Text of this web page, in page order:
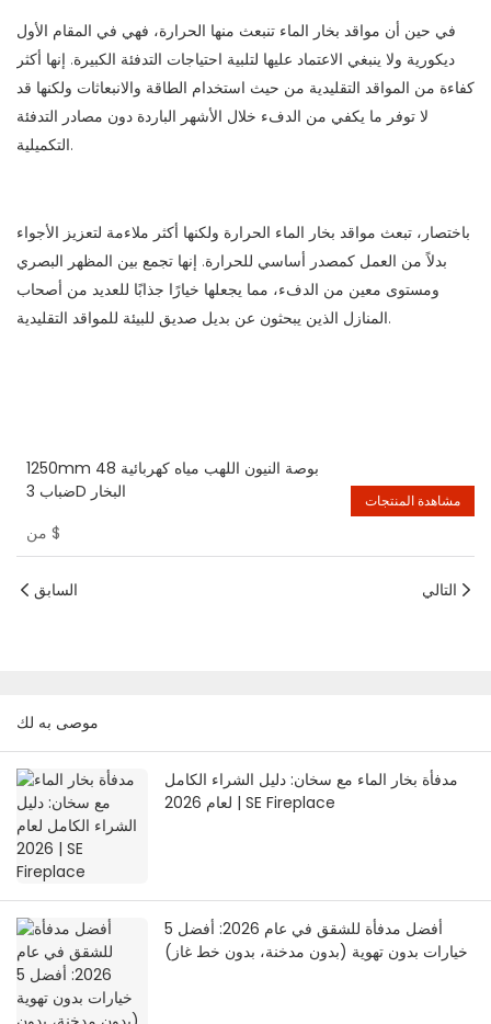
في حين أن مواقد بخار الماء تنبعث منها الحرارة، فهي في المقام الأول
ديكورية ولا ينبغي الاعتماد عليها لتلبية احتياجات التدفئة الكبيرة. إنها أكثر
كفاءة من المواقد التقليدية من حيث استخدام الطاقة والانبعاثات ولكنها قد
لا توفر ما يكفي من الدفء خلال الأشهر الباردة دون مصادر التدفئة
التكميلية.
باختصار، تبعث مواقد بخار الماء الحرارة ولكنها أكثر ملاءمة لتعزيز الأجواء
بدلاً من العمل كمصدر أساسي للحرارة. إنها تجمع بين المظهر البصري
ومستوى معين من الدفء، مما يجعلها خيارًا جذابًا للعديد من أصحاب
المنازل الذين يبحثون عن بديل صديق للبيئة للمواقد التقليدية.
1250mm 48 بوصة النيون اللهب مياه كهربائية
ضباب 3D البخار
$
مشاهدة المنتجات
السابق التالي
موصى به لك
مدفأة بخار الماء مع سخان: دليل الشراء الكامل
لعام 2026 | SE Fireplace
أفضل مدفأة للشقق في عام 2026: أفضل 5
خيارات بدون تهوية (بدون مدخنة، بدون خط غاز)